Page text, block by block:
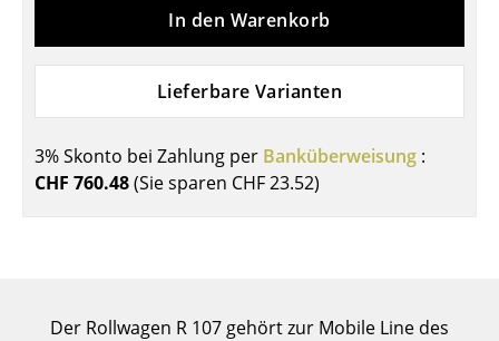
Kindertische
Einzelteile
Regale & Schränke
In den Warenkorb
Lieferbare Varianten
3% Skonto bei Zahlung per Banküberweisung :
CHF 760.48(Sie sparen CHF 23.52)
Der Rollwagen R 107 gehört zur Mobile Line des